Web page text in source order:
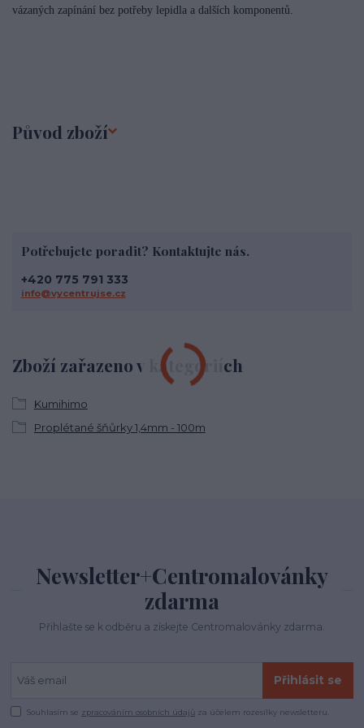
vázaných zapínání bez potřeby lepidla a dalších komponentů.
Původ zboží
Zboží zařazeno v kategoriích
Kumihimo
Proplétané šňůrky 1,4mm - 100m
Potřebujete poradit? Kontaktujte nás.
+420 775 791 333
info@vycentrujse.cz
Newsletter+Centromalovánky
zdarma
Přihlašte se k odběru a získejte Centromalovánky zdarma.
Přihlásit se
Souhlasím se zpracováním osobních údajů za účelem rozesílky newsletteru.